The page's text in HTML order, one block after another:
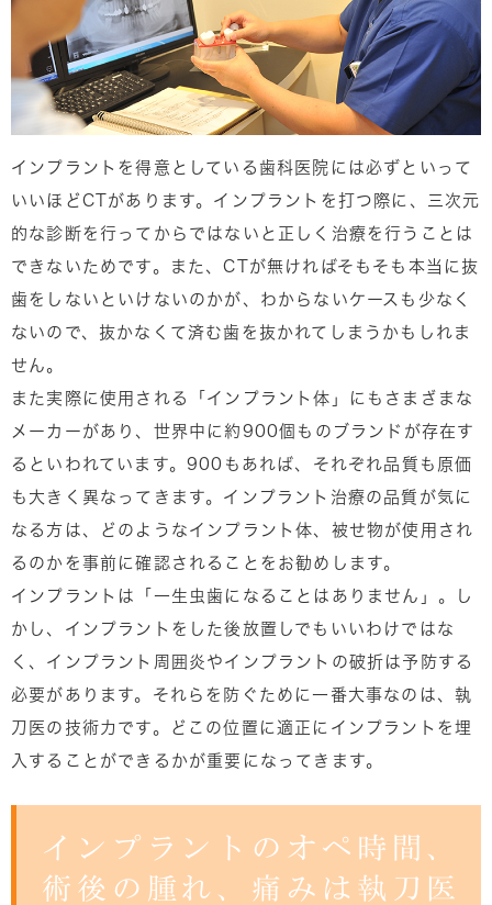
インプラントを得意としている歯科医院には必ずといって
いいほどCTがあります。インプラントを打つ際に、三次元
的な診断を行ってからではないと正しく治療を行うことは
できないためです。また、CTが無ければそもそも本当に抜
歯をしないといけないのかが、わからないケースも少なく
ないので、抜かなくて済む歯を抜かれてしまうかもしれま
せん。
また実際に使用される「インプラント体」にもさまざまな
メーカーがあり、世界中に約900個ものブランドが存在す
るといわれています。900もあれば、それぞれ品質も原価
も大きく異なってきます。インプラント治療の品質が気に
なる方は、どのようなインプラント体、被せ物が使用され
るのかを事前に確認されることをお勧めします。
インプラントは「一生虫歯になることはありません」。し
かし、インプラントをした後放置しでもいいわけではな
く、インプラント周囲炎やインプラントの破折は予防する
必要があります。それらを防ぐために一番大事なのは、執
刀医の技術力です。どこの位置に適正にインプラントを埋
入することができるかが重要になってきます。
インプラントのオペ時間、
術後の腫れ、痛みは執刀医